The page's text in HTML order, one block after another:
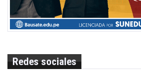
Redes sociales